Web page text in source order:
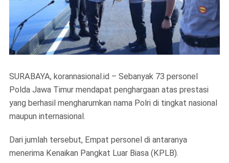
SURABAYA, korannasional.id – Sebanyak 73 personel
Polda Jawa Timur mendapat penghargaan atas prestasi
yang berhasil mengharumkan nama Polri di tingkat nasional
maupun internasional.
Dari jumlah tersebut, Empat personel di antaranya
menerima Kenaikan Pangkat Luar Biasa (KPLB).